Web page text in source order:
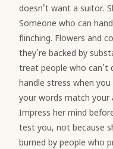
doesn't want a suitor.
Someone who can
flinching. Flowers and
they're backed by
treat people who can't
handle stress when
your words match your
Impress her mind
test you, not because
burned by people who